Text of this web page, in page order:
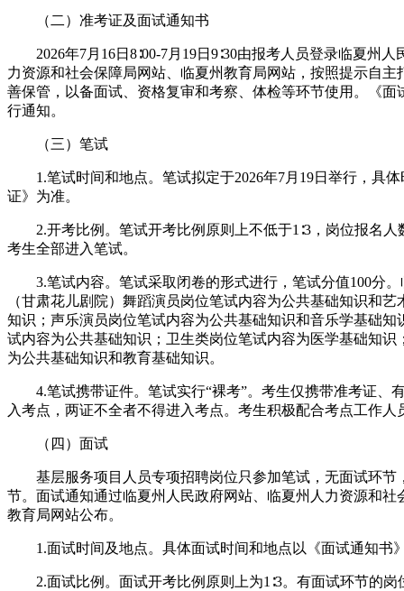
（二）准考证及面试通知书
2026年7月16日8∶00-7月19日9∶30由报考人员登录临夏州人
力资源和社会保障局网站、临夏州教育局网站，按照提示自主
善保管，以备面试、资格复审和考察、体检等环节使用。《面
行通知。
（三）笔试
1.笔试时间和地点。笔试拟定于2026年7月19日举行，具体
证》为准。
2.开考比例。笔试开考比例原则上不低于1∶3，岗位报名人
考生全部进入笔试。
3.笔试内容。笔试采取闭卷的形式进行，笔试分值100分。
（甘肃花儿剧院）舞蹈演员岗位笔试内容为公共基础知识和
知识；声乐演员岗位笔试内容为公共基础知识和音乐学基础知
试内容为公共基础知识；卫生类岗位笔试内容为医学基础知识
为公共基础知识和教育基础知识。
4.笔试携带证件。笔试实行“裸考”。考生仅携带准考证、
入考点，两证不全者不得进入考点。考生积极配合考点工作人
（四）面试
基层服务项目人员专项招聘岗位只参加笔试，无面试环节
节。面试通知通过临夏州人民政府网站、临夏州人力资源和社
教育局网站公布。
1.面试时间及地点。具体面试时间和地点以《面试通知书
2.面试比例。面试开考比例原则上为1∶3。有面试环节的岗